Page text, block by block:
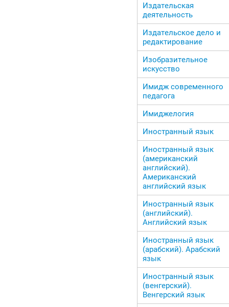
Издательская
деятельность
Издательское дело и
редактирование
Изобразительное
искусство
Имидж современного
педагога
Имиджелогия
Иностранный язык
Иностранный язык
(американский
английский).
Американский
английский язык
Иностранный язык
(английский).
Английский язык
Иностранный язык
(арабский). Арабский
язык
Иностранный язык
(венгерский).
Венгерский язык